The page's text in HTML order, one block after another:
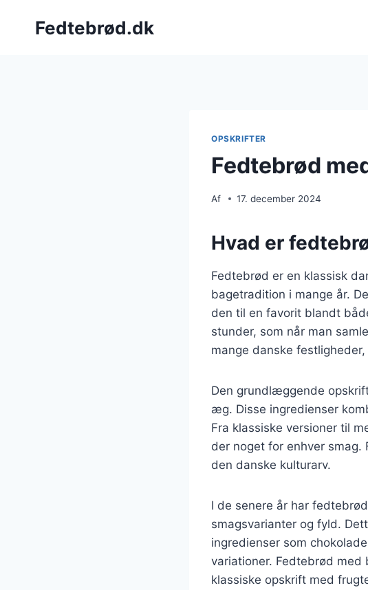
Fedtebrød.dk
OPSKRIFTER
Fedtebrød
Af 17. december 2024
Hvad er
Fedtebrød er en klassisk
bagetradition i mange år.
den til en favorit blandt
stunder, som når man
mange danske
Den grundlæggende
æg. Disse ingredienser
Fra klassiske versioner til
der noget for enhver
den danske kulturarv.
I de senere år har
smagsvarianter og fyld.
ingredienser som
variationer. Fedtebrød
klassiske opskrift med